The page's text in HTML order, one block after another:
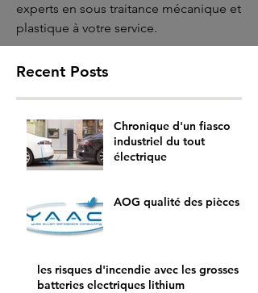
experts en sous traitance mécanique et
plastique à votre service.
Recent Posts
Chronique d'un fiasco
industriel du tout
électrique
AOG qualité des pièces
les risques d'incendie avec les grosses
batteries electriques lithium